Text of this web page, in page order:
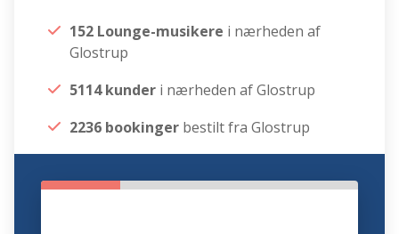
152 Lounge-musikere i nærheden af
Glostrup
5114 kunder i nærheden af Glostrup
2236 bookinger bestilt fra Glostrup